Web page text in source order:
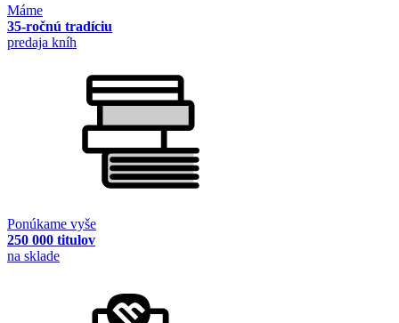
Máme
35-ročnú tradíciu
predaja kníh
Ponúkame vyše
250 000 titulov
na sklade